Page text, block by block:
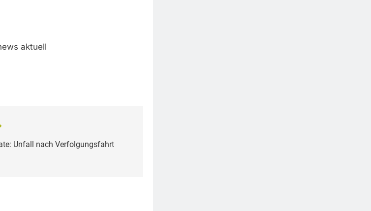
aktuell
Unfall nach Verfolgungsfahrt